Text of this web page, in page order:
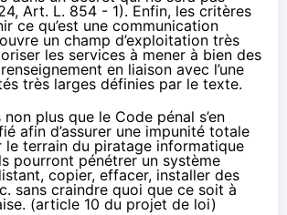
Art. L. 854 - 1). Enfin, les critères
ce qu’est une communication
un champ d’exploitation très
les services à mener à bien des
en liaison avec l’une
très larges définies par le texte.
non plus que le Code pénal s’en
afin d’assurer une impunité totale
le terrain du piratage informatique
pourront pénétrer un système
copier, effacer, installer des
sans craindre quoi que ce soit à
(article 10 du projet de loi)